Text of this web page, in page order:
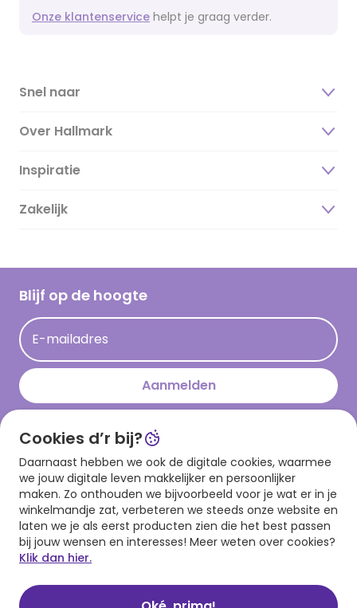
Onze klantenservice helpt je graag verder.
Snel naar
Over Hallmark
Over ons
Duurzaamheid
Hallmark Kaartclub
Acties
Persberichten
Inspiratie
Magazine
Cadeau inspiratie
Op kamp gedichten en versjes
Leuke en grappige op kamp teksten
kamppost inspiratie
Zakelijk
Blijf op de hoogte
E-mailadres
Aanmelden
Download onze app
Cookies d’r bij?
Daarnaast hebben we ook de digitale cookies, waarmee
we jouw digitale leven makkelijker en persoonlijker
maken. Zo onthouden we bijvoorbeeld voor je wat er in je
winkelmandje zat, verbeteren we steeds onze website en
laten we je als eerst producten zien die het best passen
bij jouw wensen en interesses! Meer weten over cookies?
Klik dan hier.